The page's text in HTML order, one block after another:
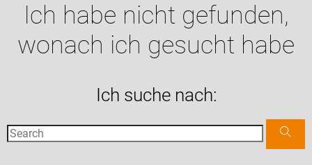
Ich habe nicht gefunden,
wonach ich gesucht habe
Ich suche nach: